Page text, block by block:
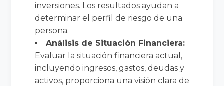
inversiones. Los resultados ayudan a
determinar el perfil de riesgo de una
persona.
Análisis de Situación Financiera:
Evaluar la situación financiera actual,
incluyendo ingresos, gastos, deudas y
activos, proporciona una visión clara de